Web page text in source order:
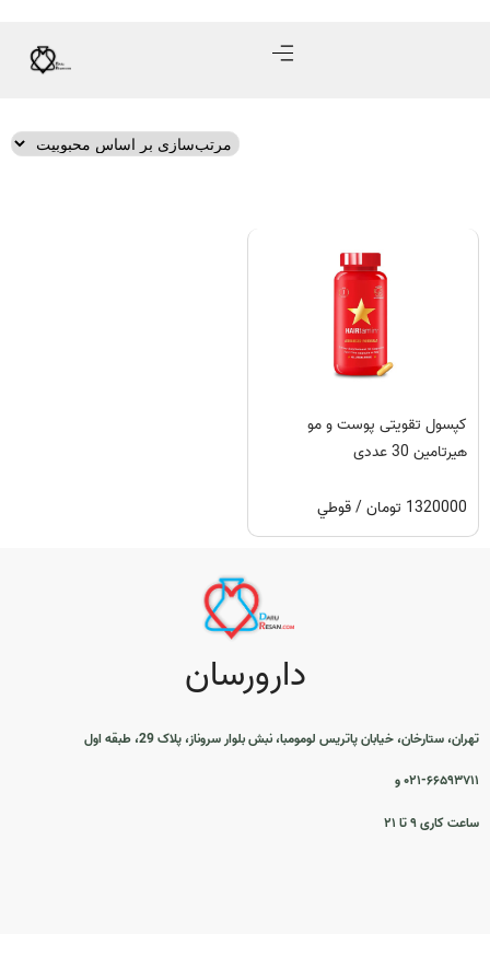
کپسول تقویتی پوست و مو
هیرتامین 30 عددی
1320000 تومان / قوطي
دارورسان
تهران، ستارخان، خیابان پاتریس لومومبا، نبش بلوار سروناز، پلاک 29، طبقه اول
۰۲۱-۶۶۵۹۳۷۱۱ و
ساعت کاری ۹ تا ۲۱